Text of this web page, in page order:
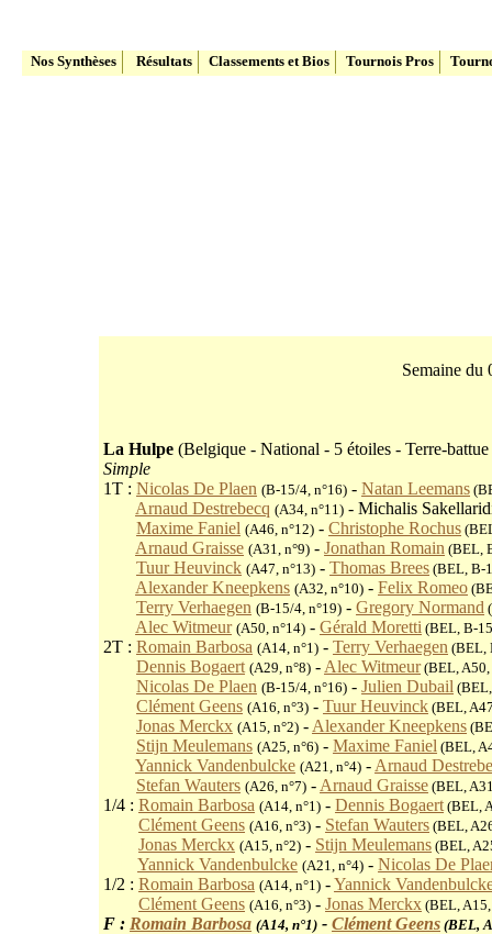
Nos Synthèses Résultats Classements et Bios Tournois Pros
Semaine du
La Hulpe(Belgique - National - 5 étoiles - Terre-
Simple
1T :Nicolas De Plaen (B-15/4, n°16) -Natan Leemans
Arnaud Destrebecq (A34, n°11) - Michalis
1T :Maxime Faniel (A46, n°12) -Christophe Rochus
Arnaud Graisse (A31, n°9) -Jonathan Romain (BEL,
1T :Tuur Heuvinck (A47, n°13) -Thomas Brees (BEL, B-
Alexander Kneepkens (A32, n°10) -Felix Romeo
1T :Terry Verhaegen (B-15/4, n°19) -Gregory Normand
Alec Witmeur (A50, n°14) -Gérald Moretti (BEL, B-
2T :Romain Barbosa (A14, n°1) -Terry Verhaegen (BEL,
2T :Dennis Bogaert (A29, n°8) - Alec Witmeur(BEL, A50,
2T :Nicolas De Plaen (B-15/4, n°16) -Julien Dubail
2T :Clément Geens (A16, n°3) -Tuur Heuvinck (BEL,
2T :Jonas Merckx (A15, n°2) - Alexander Kneepkens
Stijn Meulemans (A25, n°6) -Maxime Faniel (BEL,
2T :Yannick Vandenbulcke (A21, n°4) - Arnaud
Stefan Wauters (A26, n°7) - Arnaud Graisse (BEL,
1/4 :Romain Barbosa (A14, n°1) -Dennis Bogaert(BEL,
1/4 :Clément Geens (A16, n°3) - Stefan Wauters (BEL,
1/4 :Jonas Merckx (A15, n°2) - Stijn Meulemans (BEL,
1/4 :Yannick Vandenbulcke (A21, n°4) -Nicolas De
1/2 :Romain Barbosa (A14, n°1) -Yannick
1/2 :Clément Geens (A16, n°3) -Jonas Merckx (BEL,
F : Romain Barbosa (A14, n°1) -Clément Geens (BEL,